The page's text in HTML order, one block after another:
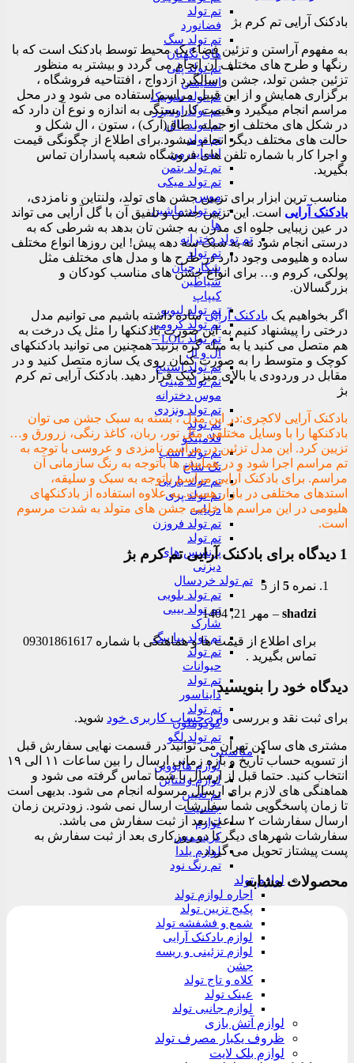
تم تولد
فضانورد
تم تولد سگ
های نگهبان
تم تولد پلی
استیشن
تم تولد سونیک
تم تولد اونجرز
تم تولد بالن
تم تولد
اسپایدرمن
تم تولد بتمن
تم تولد میکی
موس
تم تولد ماشین
ها
تم تولد دخترانه
تم تولد
شکارچیان
شیاطین
کیپاپ
تم تولد لبوبو
تم تولد کرومی
تم تولد LOL –
ال و ال
تم تولد استیچ
تم تولد مینی
موس دخترانه
تم تولد ونزدی
تم تولد
فلامینگو
تم تولد اسب
تک شاخ
تم تولد باربی
تم تولد پری
دریایی
تم تولد فروزن
تم تولد
پرنسس های
دیزنی
تم تولد خردسال
تم تولد بلویی
تم تولد بیبی
شارک
تم تولد پپا پیگ
تم تولد
حیوانات
تم تولد
دایناسور
تم تولد
کوکوملون
تم تولد لگو
مناسبتی
لوازم هالووین
لوازم ولنتاین
تم تعیین
جنسیت
لوازم
کریسمس
لوازم یلدا
تم رنگ نود
لوازم تولد
اجاره لوازم تولد
پکیج تزیین تولد
شمع و فشفشه تولد
لوازم بادکنک آرایی
لوازم تزئینی و ریسه
جشن
کلاه و تاج تولد
عینک تولد
لوازم جانبی تولد
لوازم آتش بازی
ظروف یکبار مصرف تولد
لوازم بلک لایت
بادکنک آرایی تم کرم بژ
به مفهوم آراستن و تزئین فضاء یک محیط توسط بادکنک است که با
رنگها و طرح های مختلف آن انجام می گردد و بیشتر به منظور
تزئین جشن تولد، جشن و سالگرد ازدواج ، افتتاحیه فروشگاه ،
برگزاری همایش و از این قبیل مراسم استفاده می شود و در محل
مراسم انجام میگیرد و قیمت کار بستگی به اندازه و نوع آن دارد که
در شکل های مختلف از جمله ، طاق(آرک) ، ستون ، ال شکل و
حالت های مختلف دیگر انجام میشود.برای اطلاع از چگونگی قیمت
و اجرا کار با شماره تلفن های فروشگاه شعبه پاسداران تماس
بگیرید.
مناسب ترین ابزار برای تزیین جشن های تولد، ولنتاین و نامزدی،
بادکنک آرایی است. این تزیین جشن و تلفیق آن با گل آرایی می تواند
در عین زیبایی جلوه ای مدرن به جشن تان بدهد به شرطی که به
درستی انجام شود نه به سبک سه دهه پیش! این روزها انواع مختلف
ساده و هلیومی وجود دارد در طرح ها و مدل های مختلف مثل
پولکی، کروم و… برای انواع جشن های مناسب کودکان و
بزرگسالان.
اگر بخواهیم یک بادکنک آراییساده داشته باشیم می توانیم مدل
درختی را پیشنهاد کنیم به این صورت بادکنکها را مثل یک درخت به
هم متصل می کنید یا به میله گره بزنید همچنین می توانید بادکنکهای
کوچک و متوسط را به صورت کمان روی یک سازه متصل کنید و در
مقابل در وردودی یا بالای میز کیک قرار دهید. بادکنک آرایی تم کرم
بژ
بادکنک آرایی لاکچری:در این مدل ، بسته به سبک جشن می توان
بادکنکها را با وسایل مختلفی مثل تور، ربان، کاغذ رنگی، زرورق و…
تزیین کرد. این مدل تزئین در مراسم نامزدی و عروسی با توجه به
تم مراسم اجرا شود و در همایش ها باتوجه به رنگ سازمانی آن
مراسم. برای بادکنک آرایی مراسم باتوجه به سبک و سلیقه،
استدهای مختلفی در بازار هست. به علاوه استفاده از بادکنکهای
هلیومی در این مراسم ها خاصه جشن های متولد به شدت مرسوم
است.
1 دیدگاه برای بادکنک آرایی تم کرم بژ
نمره 5 از 5
shadzi
– مهر 21, 1404
برای اطلاع از قیمت ها و هماهنگی با شماره 09301861617
تماس بگیرید .
دیدگاه خود را بنویسید
برای ثبت نقد و بررسی وارد حساب کاربری خود شوید.
مشتری های ساکن تهران می توانید در قسمت نهایی سفارش قبل
از تسویه حساب تاریخ و بازه زمانی ارسال را بین ساعات ۱۱ الی ۱۹
انتخاب کنید. حتما قبل از ارسال با شما تماس گرفته می شود و
هماهنگی های لازم برای ارسال مرسوله انجام می شود. بدیهی است
تا زمان پاسخگویی شما سفارشات ارسال نمی شود. زودترین زمان
ارسال سفارشات ۲ ساعت بعد از ثبت سفارش می باشد.
سفارشات شهرهای دیگر تا دو روزکاری بعد از ثبت سفارش به
پست پیشتاز تحویل می گردد.
محصولات مشابه